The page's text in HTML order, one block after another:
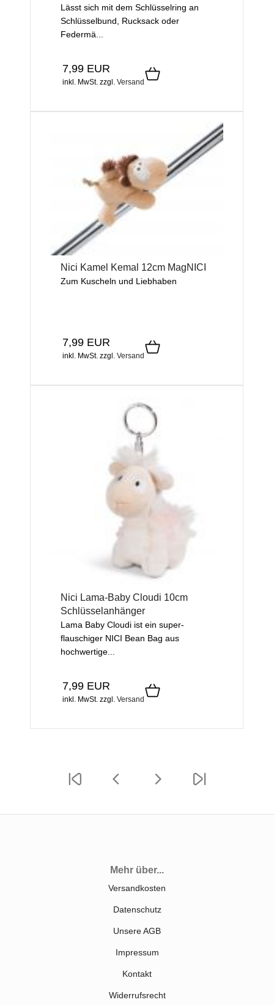
Lässt sich mit dem Schlüsselring an
Schlüsselbund, Rucksack oder
Federmä...
7,99 EUR
inkl. MwSt. zzgl. Versand
Nici Kamel Kemal 12cm MagNICI
Zum Kuscheln und Liebhaben
7,99 EUR
inkl. MwSt. zzgl. Versand
Nici Lama-Baby Cloudi 10cm
Schlüsselanhänger
Lama Baby Cloudi ist ein super-
flauschiger NICI Bean Bag aus
hochwertige...
7,99 EUR
inkl. MwSt. zzgl. Versand
Mehr über...
Versandkosten
Datenschutz
Unsere AGB
Impressum
Kontakt
Widerrufsrecht